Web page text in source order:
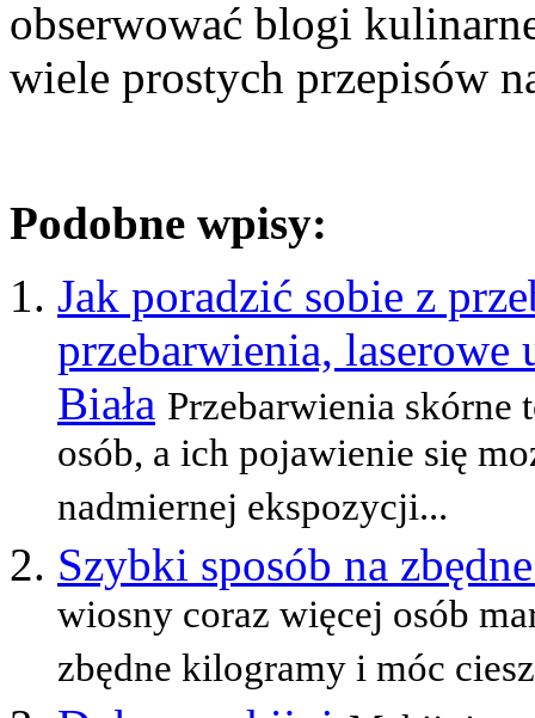
obserwować blogi
wiele prostych przepisów
Podobne wpisy:
Jak poradzić sobie z
przebarwienia, laserowe
Biała Przebarwienia
osób, a ich pojawienie się
nadmiernej ekspozycji...
Szybki sposób na
wiosny coraz więcej osób
zbędne kilogramy i móc